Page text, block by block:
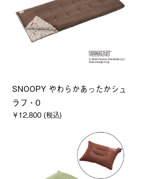
SNOOPY やわらかあったかシュ
ラフ・0
￥12,800 (税込)